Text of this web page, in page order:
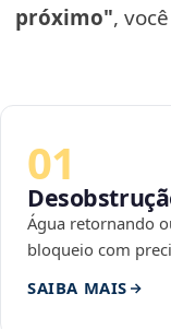
próximo",
01
Água retornando
bloqueio com
SAIBA MAIS